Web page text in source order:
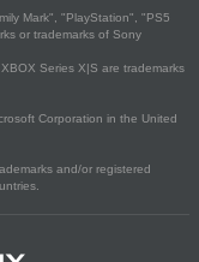
Mark", "PlayStation", "PS5
or trademarks of Sony
Series X|S are trademarks
Corporation in the United
and/or registered